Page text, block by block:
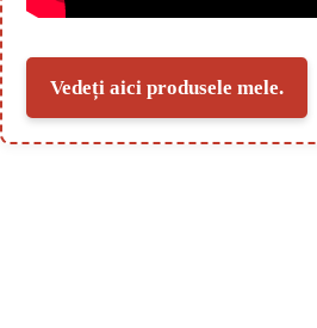
Vedeți aici produsele mele.